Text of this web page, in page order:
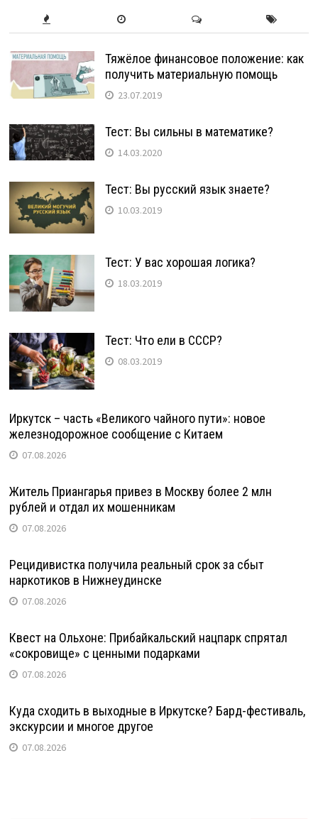
Тяжёлое финансовое положение: как
получить материальную помощь
23.07.2019
Тест: Вы сильны в математике?
14.03.2020
Тест: Вы русский язык знаете?
10.03.2019
Тест: У вас хорошая логика?
18.03.2019
Тест: Что ели в СССР?
08.03.2019
Иркутск – часть «Великого чайного пути»: новое
железнодорожное сообщение с Китаем
07.08.2026
Житель Приангарья привез в Москву более 2 млн
рублей и отдал их мошенникам
07.08.2026
Рецидивистка получила реальный срок за сбыт
наркотиков в Нижнеудинске
07.08.2026
Квест на Ольхоне: Прибайкальский нацпарк спрятал
«сокровище» с ценными подарками
07.08.2026
Куда сходить в выходные в Иркутске? Бард-фестиваль,
экскурсии и многое другое
07.08.2026